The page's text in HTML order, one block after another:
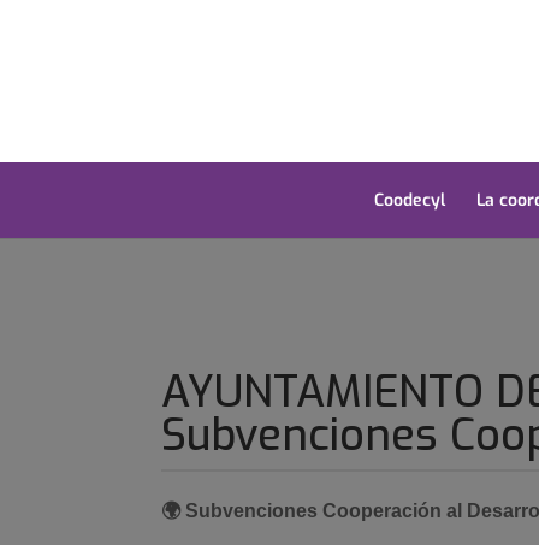
Coodecyl La
AYUNTAMIENTO
Subvenciones
🌍 Subvenciones Cooperación al